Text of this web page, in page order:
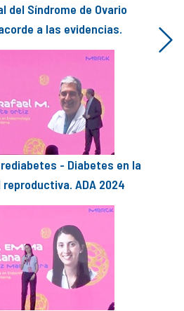
del Síndrome de Ovario
a las evidencias.
- Diabetes en la
ADA 2024
Next